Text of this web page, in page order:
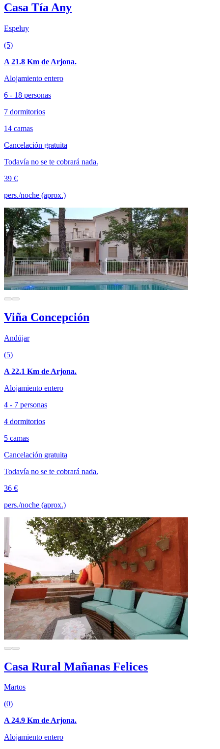
Casa Tía Any
Espeluy
(5)
A 21.8 Km de Arjona.
Alojamiento entero
6 - 18 personas
7 dormitorios
14 camas
Cancelación gratuita
Todavía no se te cobrará nada.
39 €
pers./noche (aprox.)
Viña Concepción
Andújar
(5)
A 22.1 Km de Arjona.
Alojamiento entero
4 - 7 personas
4 dormitorios
5 camas
Cancelación gratuita
Todavía no se te cobrará nada.
36 €
pers./noche (aprox.)
Casa Rural Mañanas Felices
Martos
(0)
A 24.9 Km de Arjona.
Alojamiento entero